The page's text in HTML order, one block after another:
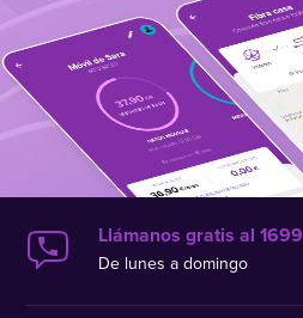
Llámanos gratis al 1699
De lunes a domingo